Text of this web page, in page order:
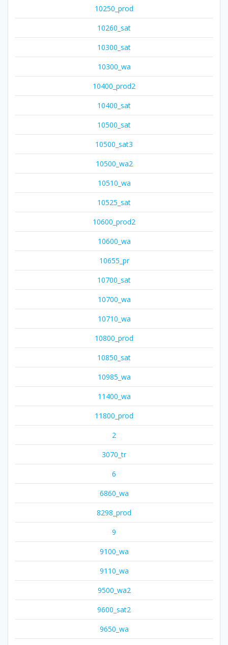
10250_prod
10260_sat
10300_sat
10300_wa
10400_prod2
10400_sat
10500_sat
10500_sat3
10500_wa2
10510_wa
10525_sat
10600_prod2
10600_wa
10655_pr
10700_sat
10700_wa
10710_wa
10800_prod
10850_sat
10985_wa
11400_wa
11800_prod
2
3070_tr
6
6860_wa
8298_prod
9
9100_wa
9110_wa
9500_wa2
9600_sat2
9650_wa